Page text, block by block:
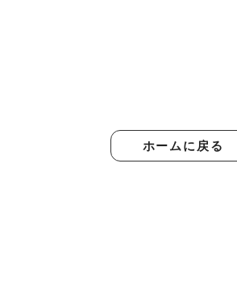
ホームに戻る